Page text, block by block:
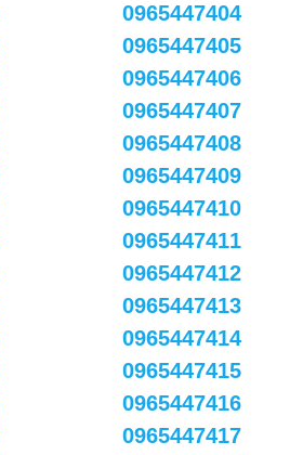
0965447404
0965447405
0965447406
0965447407
0965447408
0965447409
0965447410
0965447411
0965447412
0965447413
0965447414
0965447415
0965447416
0965447417